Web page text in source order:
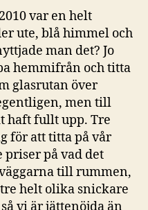
Argentina
var en helt
ute, blå himmel och
man det? Jo
hemmifrån och titta
glasrutan över
men till
haft fullt upp. Tre
för att titta på vår
priser på vad det
till rummen,
helt olika snickare
vi är jättenöjda än